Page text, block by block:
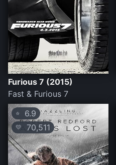
Furious 7 (2015)
Fast & Furious 7
⭐ 6.9
💛 70,511